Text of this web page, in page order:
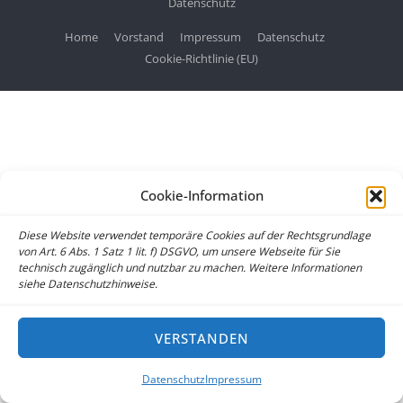
Cookie-Information
Diese Website verwendet temporäre Cookies auf der Rechtsgrundlage
von Art. 6 Abs. 1 Satz 1 lit. f) DSGVO, um unsere Webseite für Sie
technisch zugänglich und nutzbar zu machen. Weitere Informationen
siehe Datenschutzhinweise.
VERSTANDEN
DatenschutzImpressum
Home Vorstand Impressum
Datenschutz
Cookie-Richtlinie (EU)